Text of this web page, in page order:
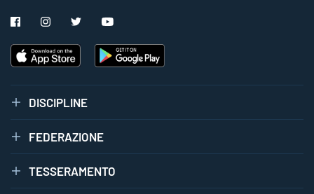
DISCIPLINE
FEDERAZIONE
TESSERAMENTO